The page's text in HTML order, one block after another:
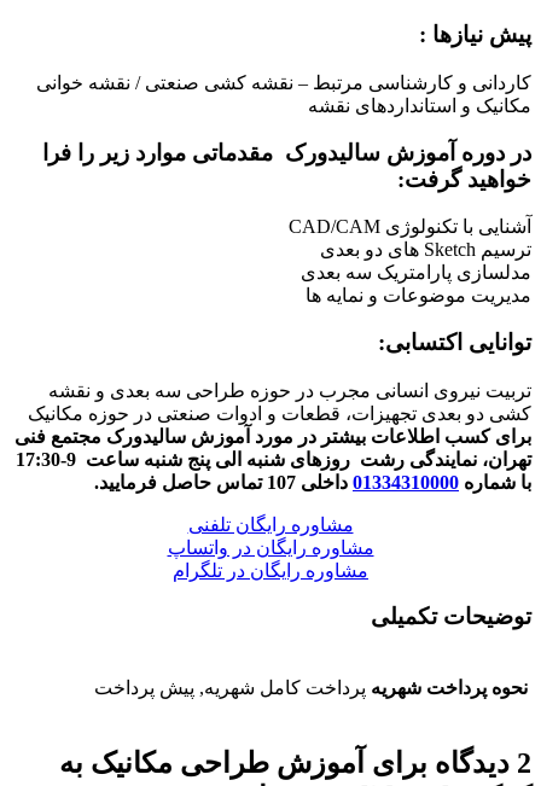
پیش نیازها :
کاردانی و کارشناسی مرتبط – نقشه کشی صنعتی / نقشه خوانی
مکانیک و استانداردهای نقشه
در دوره آموزش سالیدورک مقدماتی موارد زیر را فرا
خواهید گرفت:
آشنایی با تکنولوژی CAD/CAM
ترسیم Sketch های دو بعدی
مدلسازی پارامتریک سه بعدی
مدیریت موضوعات و نمایه ها
توانایی اکتسابی:
تربیت نیروی انسانی مجرب در حوزه طراحی سه بعدی و نقشه
کشی دو بعدی تجهیزات، قطعات و ادوات صنعتی در حوزه مکانیک
برای کسب اطلاعات بیشتر در مورد آموزش سالیدورک مجتمع فنی
با شماره 01334310000 داخلی 107 تماس حاصل فرمایید.
مشاوره رایگان تلفنی
مشاوره رایگان در واتساپ
مشاوره رایگان در تلگرام
توضیحات تکمیلی
نحوه پرداخت شهریه پرداخت کامل شهریه, پیش پرداخت
2 دیدگاه برای
آموزش طراحی مکانیک به